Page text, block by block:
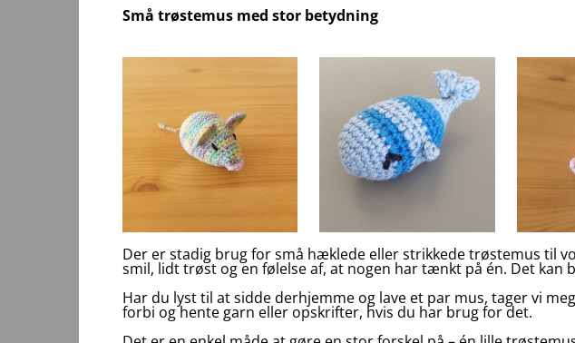
Små trøstemus med stor betydning
Der er stadig brug for små hæklede eller strikkede trøstemus til
smil, lidt trøst og en følelse af, at nogen har tænkt på én. Det
Har du lyst til at sidde derhjemme og lave et par mus, tager vi
forbi og hente garn eller opskrifter, hvis du har brug for det.